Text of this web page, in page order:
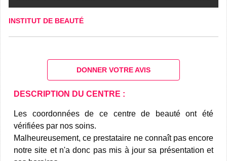
INSTITUT DE BEAUTÉ
DONNER VOTRE AVIS
DESCRIPTION DU CENTRE :
Les coordonnées de ce centre de beauté ont été
vérifiées par nos soins.
Malheureusement, ce prestataire ne connaît pas encore
notre site et n'a donc pas mis à jour sa présentation et